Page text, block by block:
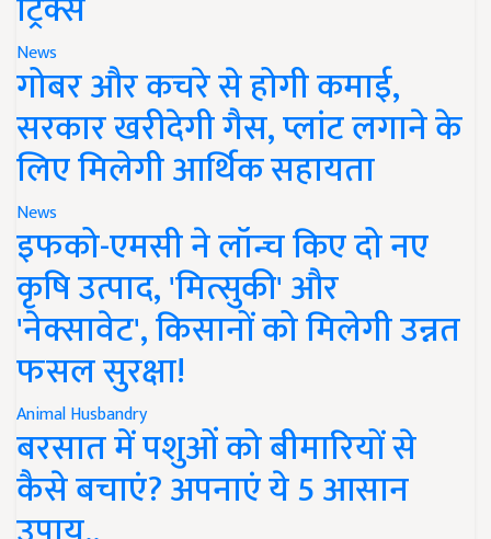
News
गोबर और कचरे से होगी कमाई,
सरकार खरीदेगी गैस, प्लांट लगाने के
लिए मिलेगी आर्थिक सहायता
News
इफको-एमसी ने लॉन्च किए दो नए
कृषि उत्पाद, 'मित्सुकी' और
'नेक्सावेट', किसानों को मिलेगी उन्नत
फसल सुरक्षा!
Animal Husbandry
बरसात में पशुओं को बीमारियों से
कैसे बचाएं? अपनाएं ये 5 आसान